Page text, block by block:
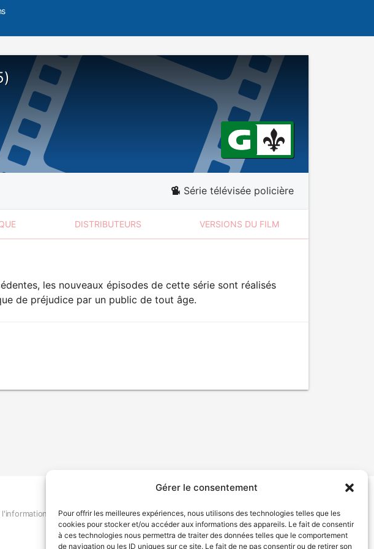
Gérer le consentement
Pour offrir les meilleures expériences, nous utilisons des technologies telles que les
cookies pour stocker et/ou accéder aux informations des appareils. Le fait de consentir
à ces technologies nous permettra de traiter des données telles que le comportement
de navigation ou les ID uniques sur ce site. Le fait de ne pas consentir ou de retirer son
Série télévisée policière
DISTRIBUTEURS VERSIONS DU FILM
les nouveaux épisodes de cette série sont réalisés
de préjudice par un public de tout âge.
l'information Déclaration de services Politique de confidentialité